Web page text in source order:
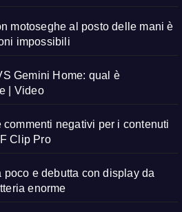
motoseghe al posto delle mani è
impossibili
Gemini Home: qual è
| Video
commenti negativi per i contenuti
Clip Pro
poco e debutta con display da
enorme